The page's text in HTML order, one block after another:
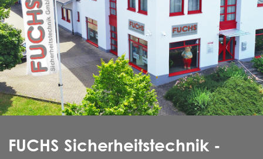
FUCHS Sicherheitstechnik -